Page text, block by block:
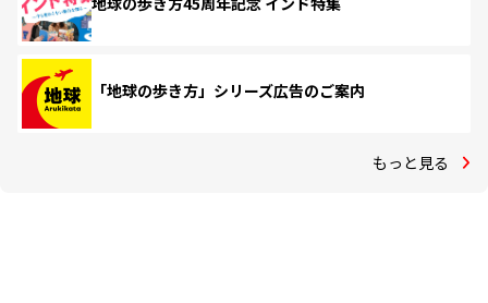
「地球の歩き方」シリーズ広告のご案内
もっと見る